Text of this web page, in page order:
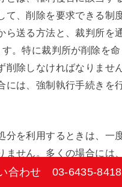
て、削除を要求できる制
ら送る方法と、裁判所を
。特に裁判所が削除を
削除しなければなりませ
には、強制執行手続きを
分を利用するときは、一
ません。多くの場合には
ほど返却されます。
合わせ 03-6435-8418